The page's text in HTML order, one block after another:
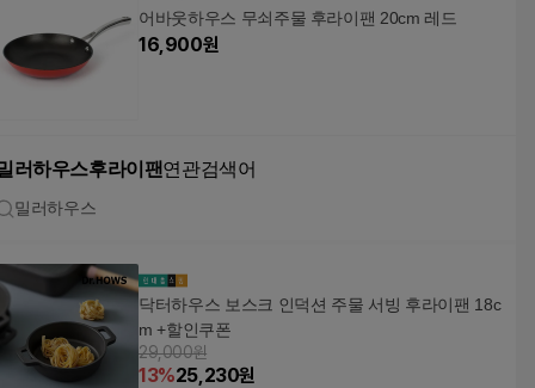
어바웃하우스 무쇠주물 후라이팬 20cm 레드
16,900원
러하우스후라이팬연관검색어
밀러하우스
닥터하우스 보스크 인덕션 주물 서빙 후라이팬 18c
m +할인쿠폰
29,000원
13%25,230원